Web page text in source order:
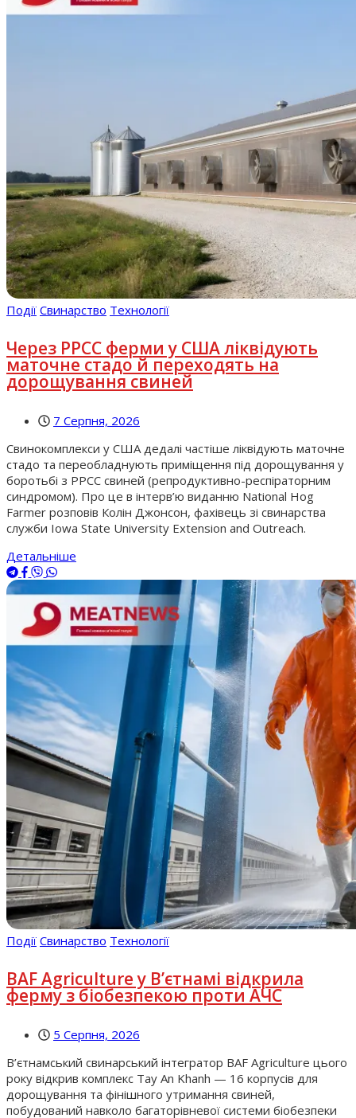
Події Свинарство Технології
Через РРСС ферми у США ліквідують
маточне стадо й переходять на
дорощування свиней
7 Серпня, 2026
Свинокомплекси у США дедалі частіше ліквідують маточне
стадо та переобладнують приміщення під дорощування у
боротьбі з РРСС свиней (репродуктивно-респіраторним
синдромом). Про це в інтерв’ю виданню National Hog
Farmer розповів Колін Джонсон, фахівець зі свинарства
служби Iowa State University Extension and Outreach.
Детальніше
Події Свинарство Технології
BAF Agriculture у В’єтнамі відкрила
ферму з біобезпекою проти АЧС
5 Серпня, 2026
В’єтнамський свинарський інтегратор BAF Agriculture цього
року відкрив комплекс Tay An Khanh — 16 корпусів для
дорощування та фінішного утримання свиней,
побудований навколо багаторівневої системи біобезпеки